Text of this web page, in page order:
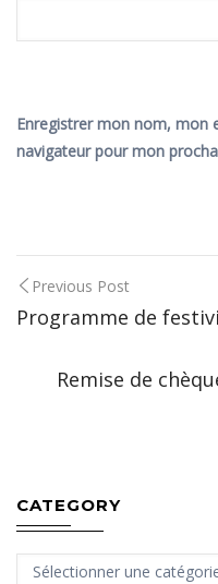
Enregistrer mon nom, mon
navigateur pour mon
Post
navigation
Previous Post
Programme de
Remise de
CATEGORY
Category